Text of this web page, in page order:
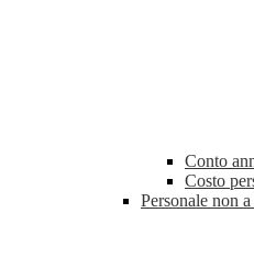
Conto
Costo
Personale non